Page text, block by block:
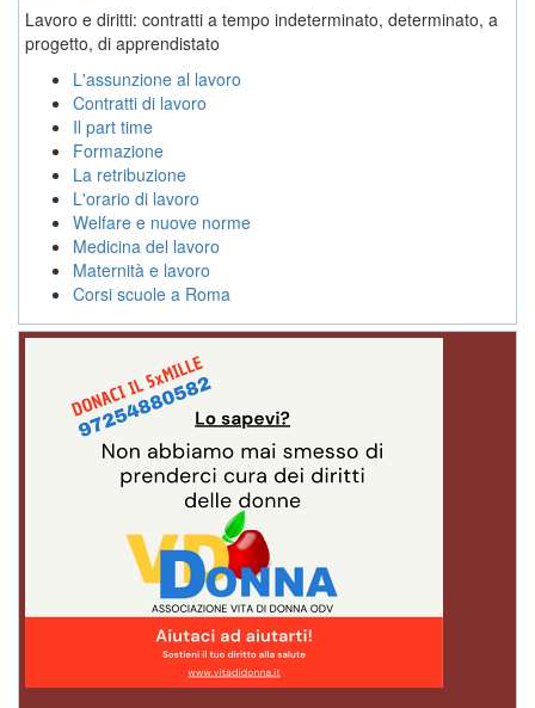
Lavoro e diritti: contratti a tempo indeterminato, determinato, a
progetto, di apprendistato
L'assunzione al lavoro
Contratti di lavoro
Il part time
Formazione
La retribuzione
L'orario di lavoro
Welfare e nuove norme
Medicina del lavoro
Maternità e lavoro
Corsi scuole a Roma